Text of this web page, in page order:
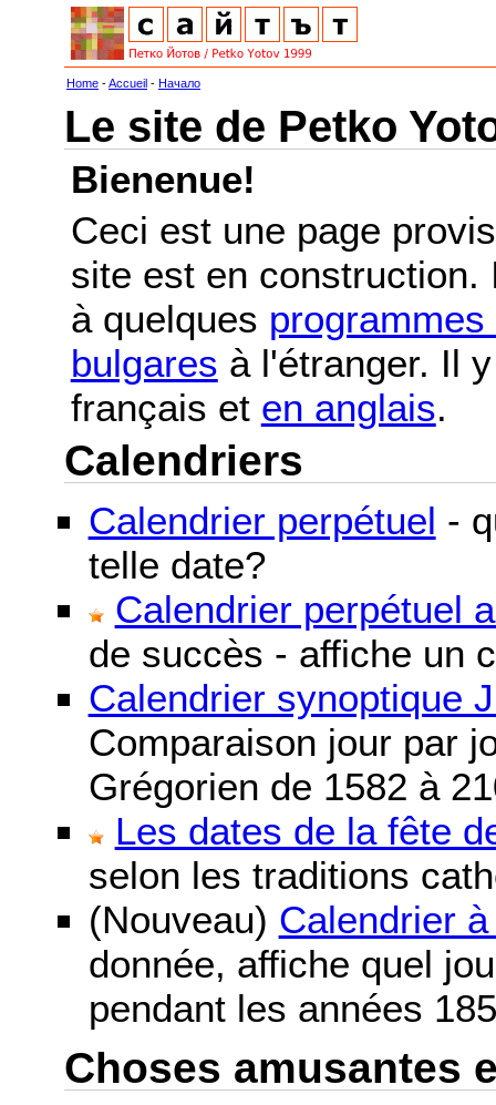
Home -Accueil - Начало
Le site de Petko
Bienenue!
Ceci est une page
site est en
à quelques
bulgares à l'étranger. Il
français et en anglais.
Calendriers
Calendrier perpétuel -
telle date?
Calendrier perpétuel
de succès - affiche un
Calendrier synoptique
Comparaison jour par
Grégorien de 1582 à
Les dates de la fête
selon les traditions
(Nouveau) Calendrier
donnée, affiche quel
pendant les années
Choses amusantes